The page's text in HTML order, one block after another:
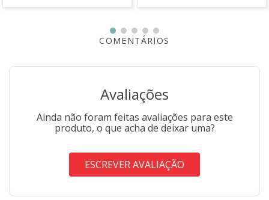
Iniciantes e entusiastas do artesanato;
*Imagens meramente ilustrativas.
COMENTÁRIOS
Avaliações
Ainda não foram feitas avaliações para este
produto, o que acha de deixar uma?
ESCREVER AVALIAÇÃO